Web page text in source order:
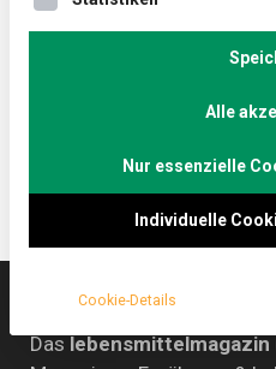
Zubereitung. Wagashi,
Bohnenpaste, sind reizvoll
Workshop teilgenommen.
Das lebensmittelmagazin
Alle
Nur essenzielle
Individuelle
Cookie-Details